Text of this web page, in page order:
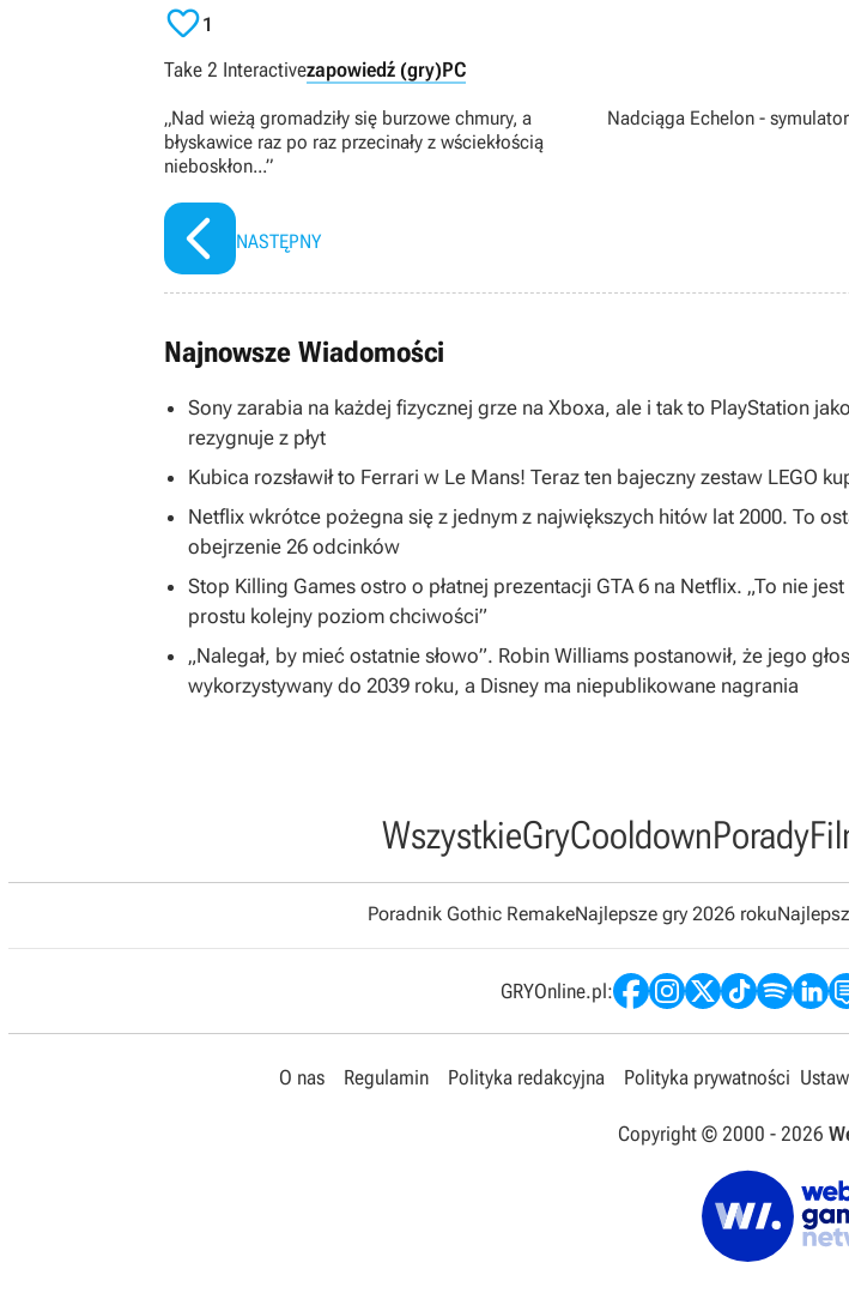
1
Take 2 Interactivezapowiedź (gry)PC
„Nad wieżą gromadziły się burzowe chmury, a
błyskawice raz po raz przecinały z wściekłością
nieboskłon...”
NASTĘPNY
Nadciąga Echelon -
Najnowsze Wiadomości
Sony zarabia na każdej fizycznej grze na Xboxa, ale i tak to PlayStation
rezygnuje z płyt
Kubica rozsławił to Ferrari w Le Mans! Teraz ten bajeczny zestaw LEGO
Netflix wkrótce pożegna się z jednym z największych hitów lat 2000. To
obejrzenie 26 odcinków
Stop Killing Games ostro o płatnej prezentacji GTA 6 na Netflix. „To nie
prostu kolejny poziom chciwości”
„Nalegał, by mieć ostatnie słowo”. Robin Williams postanowił, że jego
wykorzystywany do 2039 roku, a Disney ma niepublikowane nagrania
WszystkieGryCooldownPorady
Poradnik Gothic RemakeNajlepsze gry 2026 roku
GRYOnline.pl:
O nas Regulamin Polityka redakcyjna Polityka prywatności
Copyright © 2000 - 2026